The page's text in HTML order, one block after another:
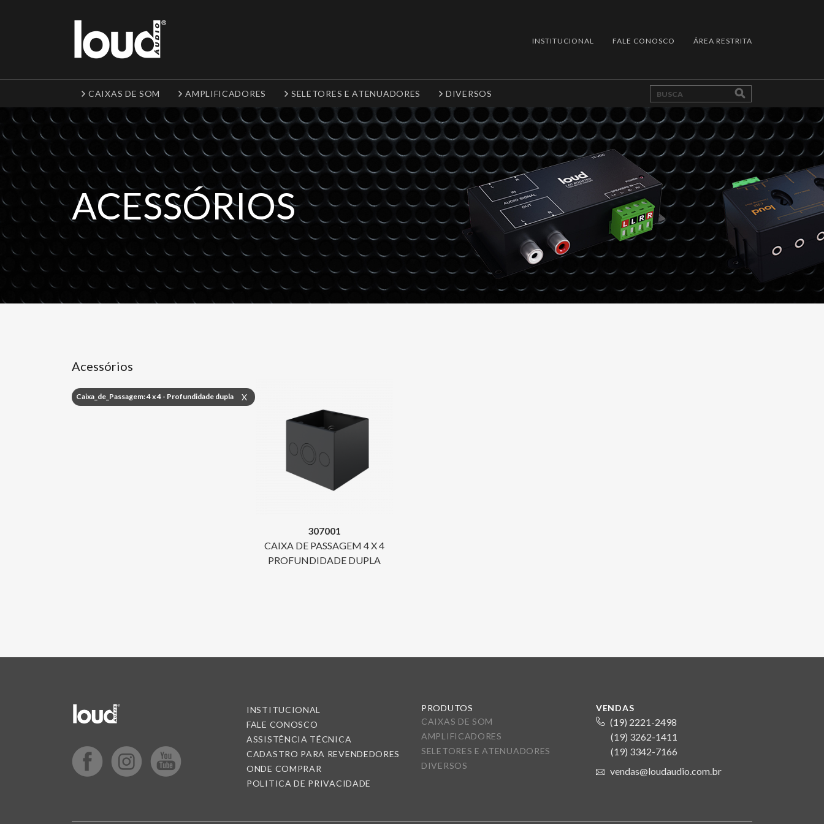
INSTITUCIONAL FALE CONOSCO ÁREA RESTRITA
CAIXAS DE SOM AMPLIFICADORES SELETORES E ATENUADORES DIVERSOS
ACESSÓRIOS
Acessórios
Caixa_de_Passagem: 4 x 4 - Profundidade dupla X
307001
CAIXA DE PASSAGEM 4 X 4
PROFUNDIDADE DUPLA
INSTITUCIONAL
FALE CONOSCO
ASSISTÊNCIA TÉCNICA
CADASTRO PARA REVENDEDORES
ONDE COMPRAR
POLITICA DE PRIVACIDADE
PRODUTOS
CAIXAS DE SOM
AMPLIFICADORES
SELETORES E ATENUADORES
DIVERSOS
VENDAS
(19) 2221-2498
(19) 3262-1411
(19) 3342-7166
vendas@loudaudio.com.br